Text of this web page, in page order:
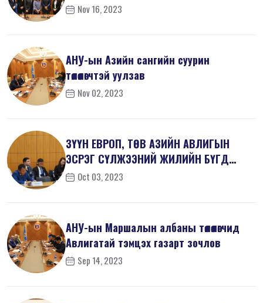
Nov 16, 2023
АНУ-ын Азийн сангийн суурин
төлөөлөгчтэй уулзав
Nov 02, 2023
ЗҮҮН ЕВРОП, ТӨВ АЗИЙН АВЛИГЫН
ЭСРЭГ СҮЛЖЭЭНИЙ ЖИЛИЙН БҮГД
ХУРАЛД ОРОЛЦ...
Oct 03, 2023
АНУ-ын Маршалын албаны төлөөлөгчид
Авлигатай тэмцэх газарт зочлов
Sep 14, 2023